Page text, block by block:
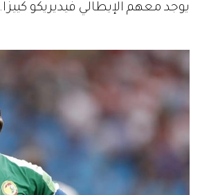
يوجد معهم الإيطالي فيديريكو كييزا.